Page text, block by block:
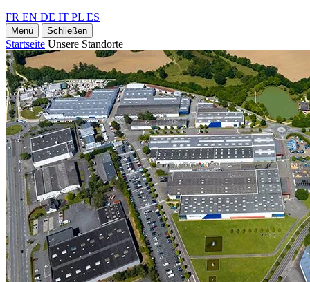
FR EN DE IT PL ES
Menü Schließen
Startseite Unsere Standorte